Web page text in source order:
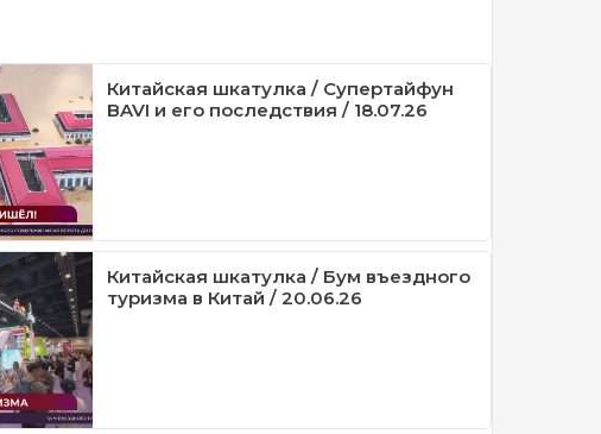
Китайская шкатулка / Супертайфун
BAVI и его последствия / 18.07.26
Китайская шкатулка / Бум въездного
туризма в Китай / 20.06.26